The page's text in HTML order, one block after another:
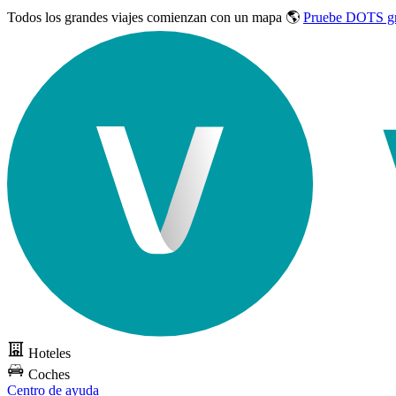
Todos los grandes viajes comienzan con un mapa 🌎 Pruebe DOTS
Hoteles
Coches
Centro de ayuda